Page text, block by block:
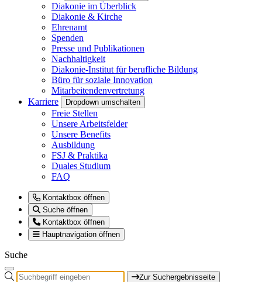
Diakonie im Überblick
Diakonie & Kirche
Ehrenamt
Spenden
Presse und Publikationen
Nachhaltigkeit
Diakonie-Institut für berufliche Bildung
Büro für soziale Innovation
Mitarbeitendenvertretung
Karriere
Dropdown umschalten
Freie Stellen
Unsere Arbeitsfelder
Unsere Benefits
Ausbildung
FSJ & Praktika
Duales Studium
FAQ
Kontaktbox öffnen
Suche öffnen
Kontaktbox öffnen
Hauptnavigation öffnen
Suche
Zur Suchergebnisseite